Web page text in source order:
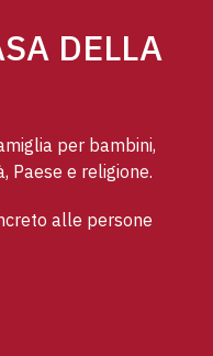
DELLA
per bambini,
Paese e religione.
alle persone